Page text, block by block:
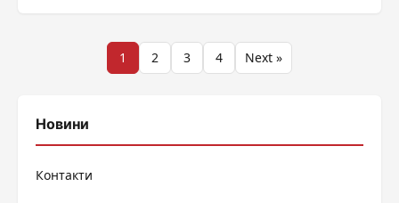
Разделяне
публикациите
1 2 3 4 Next »
Новини
Контакти